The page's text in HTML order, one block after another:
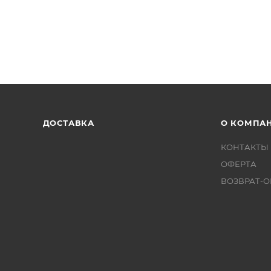
ДОСТАВКА О
КОНТАКТЫ
ОФЕРТА
ВОЗВРАТ-